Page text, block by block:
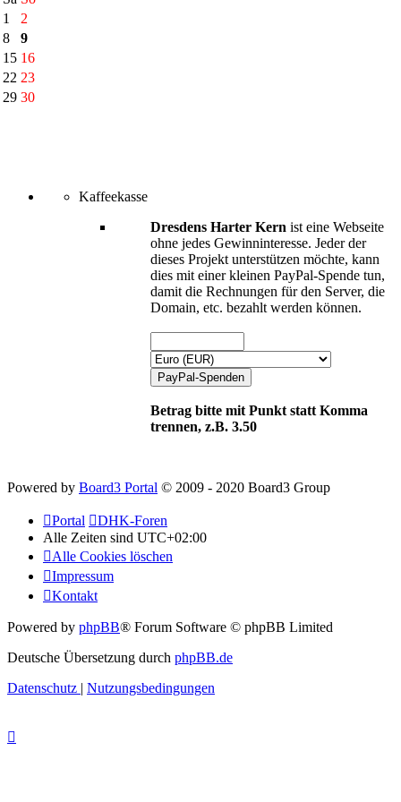
1
2
8
9
15 16
22 23
29 30
Kaffeekasse
Dresdens Harter Kern ist eine Webseite
ohne jedes Gewinninteresse. Jeder der
dieses Projekt unterstützen möchte, kann
dies mit einer kleinen PayPal-Spende tun,
damit die Rechnungen für den Server, die
Domain, etc. bezahlt werden können.
Betrag bitte mit Punkt statt Komma
trennen, z.B. 3.50
Powered by Board3 Portal © 2009 - 2020 Board3 Group
Portal
DHK-Foren
Alle Zeiten sind UTC+02:00
Alle Cookies löschen
Impressum
Kontakt
Powered by phpBB® Forum Software © phpBB Limited
Deutsche Übersetzung durch phpBB.de
Datenschutz | Nutzungsbedingungen